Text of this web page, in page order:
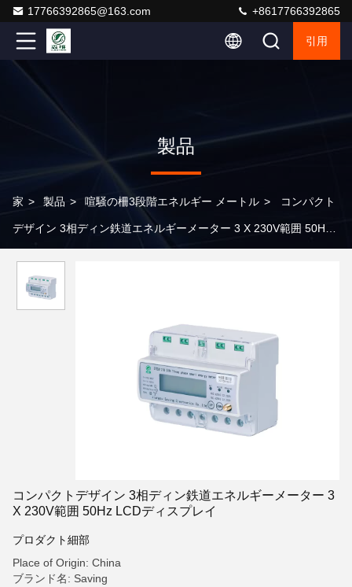
17766392865@163.com +8617766392865
引用
製品
家 > 製品 > 喧騒の柵3段階エネルギー メートル > コンパクト
デザイン 3相ディン鉄道エネルギーメーター 3 X 230V範囲 50Hz
コンパクトデザイン 3相ディン鉄道エネルギーメーター 3
X 230V範囲 50Hz LCDディスプレイ
プロダクト細部
Place of Origin: China
ブランド名: Saving